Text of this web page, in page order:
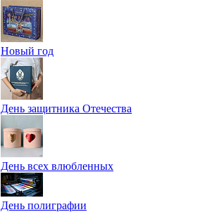
Новый год
День защитника Отечества
День всех влюбленных
День полиграфии